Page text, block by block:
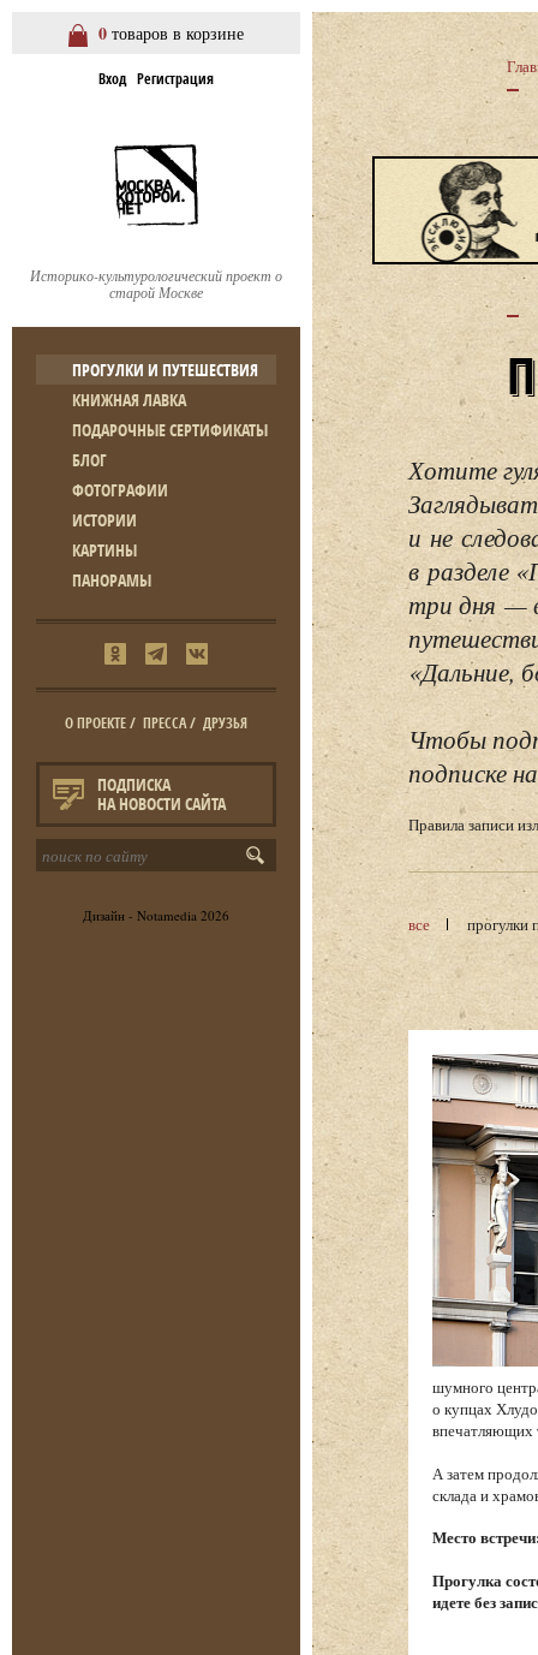
0 товаров в корзине
Вход Регистрация
Историко-культурологический проект о
старой Москве
ПРОГУЛКИ И ПУТЕШЕСТВИЯ
КНИЖНАЯ ЛАВКА
ПОДАРОЧНЫЕ СЕРТИФИКАТЫ
БЛОГ
ФОТОГРАФИИ
ИСТОРИИ
КАРТИНЫ
ПАНОРАМЫ
О ПРОЕКТЕ/ ПРЕССА/ ДРУЗЬЯ
ПОДПИСКА
НА НОВОСТИ САЙТА
Дизайн - Notamedia 2026
Хотите
и не
в разделе
три дня —
«Дальние,
Чтобы
подписке
Правила записи
все прогулки
шумного
о купцах
впечатляющих
А затем
склада и
Место
Прогулка
идете без